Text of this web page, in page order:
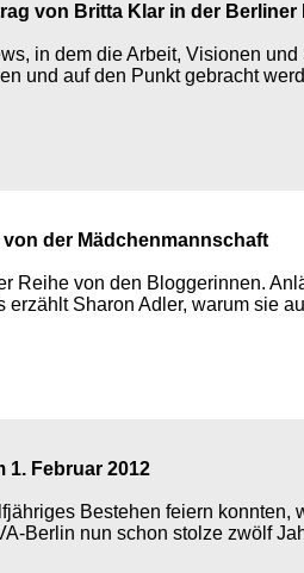
von Britta Klar in der Berliner
in dem die Arbeit, Visionen und
und auf den Punkt gebracht
der Mädchenmannschaft
Reihe von den Bloggerinnen.
Sharon Adler, warum sie
1. Februar 2012
Bestehen feiern konnten,
Berlin nun schon stolze zwölf